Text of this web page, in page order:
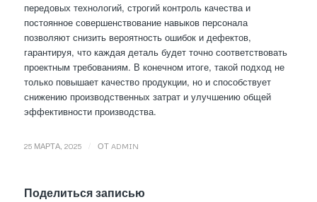
передовых технологий, строгий контроль качества и
постоянное совершенствование навыков персонала
позволяют снизить вероятность ошибок и дефектов,
гарантируя, что каждая деталь будет точно соответствовать
проектным требованиям. В конечном итоге, такой подход не
только повышает качество продукции, но и способствует
снижению производственных затрат и улучшению общей
эффективности производства.
25 МАРТА, 2025 ОТ ADMIN
Поделиться записью